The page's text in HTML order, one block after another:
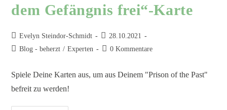
dem Gefängnis frei“-Karte
Evelyn Steindor-Schmidt
28.10.2021
Blog - beherzt / Experten 0 Kommentare
Spiele Deine Karten aus, um aus Deinem "Prison of the Past"
befreit zu werden!